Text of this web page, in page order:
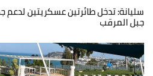
سليانة: تدخل طائرتين عسكريتين
جبل المرقب